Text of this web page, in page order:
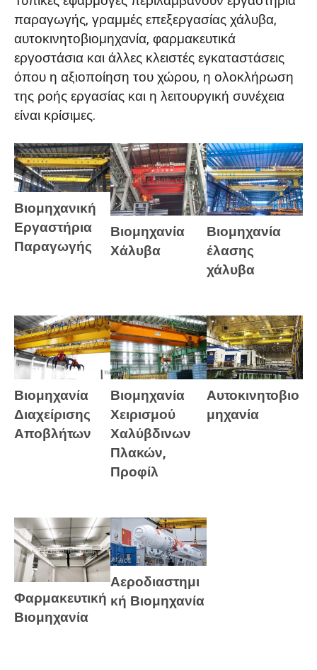
παραγωγής, γραμμές επεξεργασίας χάλυβα,
αυτοκινητοβιομηχανία, φαρμακευτικά
εργοστάσια και άλλες κλειστές εγκαταστάσεις
όπου η αξιοποίηση του χώρου, η ολοκλήρωση
της ροής εργασίας και η λειτουργική συνέχεια
είναι κρίσιμες.
Βιομηχανική
Εργαστήρια
Παραγωγής
Βιομηχανία
Χάλυβα
Βιομηχανία
έλασης
χάλυβα
Βιομηχανία
Διαχείρισης
Αποβλήτων
Βιομηχανία
Χειρισμού
Χαλύβδινων
Πλακών,
Προφίλ
Αυτοκινητοβιο
μηχανία
Φαρμακευτική
Βιομηχανία
Αεροδιαστημι
κή Βιομηχανία